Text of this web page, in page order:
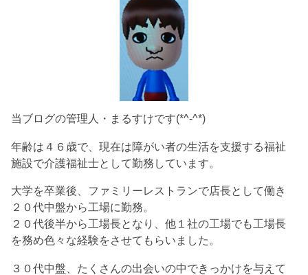
当ブログの管理人・まるすけです(*^-^*)
年齢は４６歳で、現在は障がい者の生活を支援する福祉
施設で介護福祉士として勤務しています。
大学を卒業後、ファミリーレストランで店長として働き
２０代中盤から工場に勤務。
２０代後半から工場長となり、他１社の工場でも工場長
を務め色々な経験をさせてもらいました。
３０代中盤、たくさんの出会いの中できっかけを与えて